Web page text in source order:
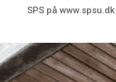
SPS på www.spsu.dk